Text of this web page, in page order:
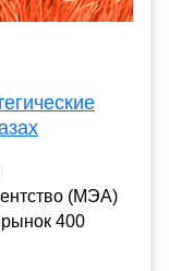
(МЭА)
400